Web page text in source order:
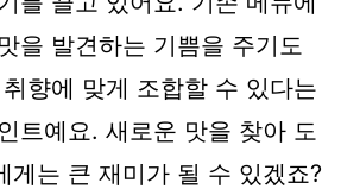
을 발견하는 기쁨을 주기도
향에 맞게 조합할 수 있다는
트예요. 새로운 맛을 찾아 도
게는 큰 재미가 될 수 있겠죠?